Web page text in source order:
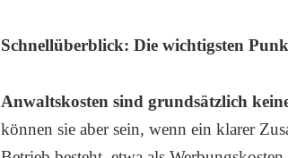
Schnellüberblick: Die wichtigsten
Anwaltskosten sind grundsätzlich
können sie aber sein, wenn ein klarer